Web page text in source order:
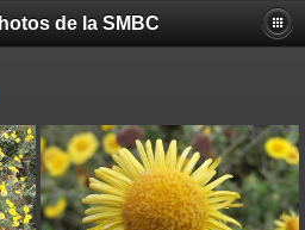
de la SMBC